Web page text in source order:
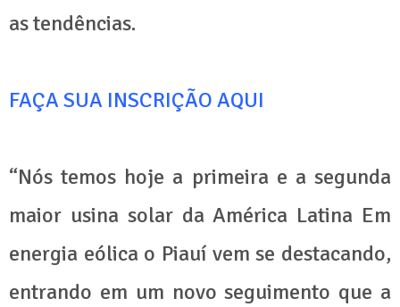
as tendências.
FAÇA SUA INSCRIÇÃO AQUI
“Nós temos hoje a primeira e a segunda
maior usina solar da América Latina Em
energia eólica o Piauí vem se destacando,
entrando em um novo seguimento que a